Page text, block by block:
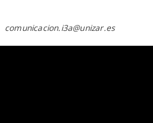
comunicacion.i3a@unizar.es